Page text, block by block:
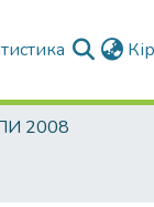
2008